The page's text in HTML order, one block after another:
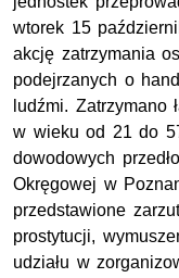
wtorek 15
akcję zatrzymania
podejrzanych o
ludźmi.
w wieku od 21 do
dowodowych
Okręgowej w
przedstawione
prostytucji,
udziału w